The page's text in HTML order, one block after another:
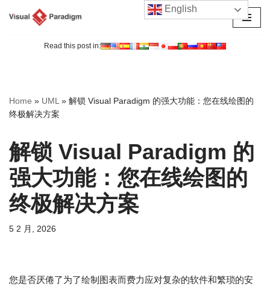
Read this post in:
Home » UML» 解锁 Visual Paradigm 的强大功能：您在线绘图的
终极解决方案
解锁 Visual Paradigm 的
强大功能：您在线绘图的
终极解决方案
5 2 月, 2026
您是否厌倦了为了绘制图表而费力应对复杂的软件和繁琐的安
English